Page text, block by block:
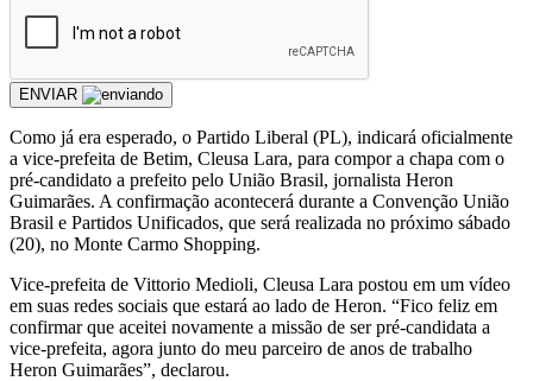
ENVIAR
Como já era esperado, o Partido Liberal (PL), indicará oficialmente
a vice-prefeita de Betim, Cleusa Lara, para compor a chapa com o
pré-candidato a prefeito pelo União Brasil, jornalista Heron
Guimarães. A confirmação acontecerá durante a Convenção União
Brasil e Partidos Unificados, que será realizada no próximo sábado
(20), no Monte Carmo Shopping.
Vice-prefeita de Vittorio Medioli, Cleusa Lara postou em um vídeo
em suas redes sociais que estará ao lado de Heron. “Fico feliz em
confirmar que aceitei novamente a missão de ser pré-candidata a
vice-prefeita, agora junto do meu parceiro de anos de trabalho
Heron Guimarães”, declarou.